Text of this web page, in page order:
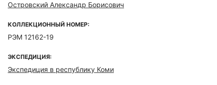
Островский Александр Борисович
КОЛЛЕКЦИОННЫЙ НОМЕР:
РЭМ 12162-19
ЭКСПЕДИЦИЯ:
Экспедиция в республику Коми